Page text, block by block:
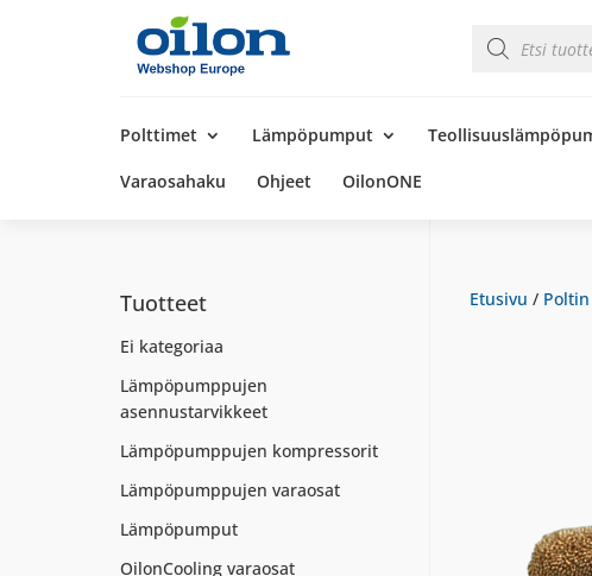
search
Polttimet Lämpöpumput
Varaosahaku Ohjeet OilonONE
Etusivu /
Tuotteet
Ei kategoriaa
Lämpöpumppujen
asennustarvikkeet
Lämpöpumppujen kompressorit
Lämpöpumppujen varaosat
Lämpöpumput
OilonCooling varaosat